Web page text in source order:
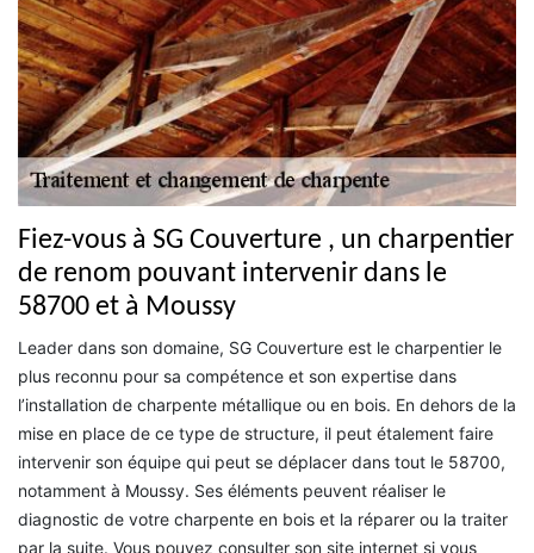
Fiez-vous à SG Couverture , un charpentier
de renom pouvant intervenir dans le
58700 et à Moussy
Leader dans son domaine, SG Couverture est le charpentier le
plus reconnu pour sa compétence et son expertise dans
l’installation de charpente métallique ou en bois. En dehors de la
mise en place de ce type de structure, il peut étalement faire
intervenir son équipe qui peut se déplacer dans tout le 58700,
notamment à Moussy. Ses éléments peuvent réaliser le
diagnostic de votre charpente en bois et la réparer ou la traiter
par la suite. Vous pouvez consulter son site internet si vous